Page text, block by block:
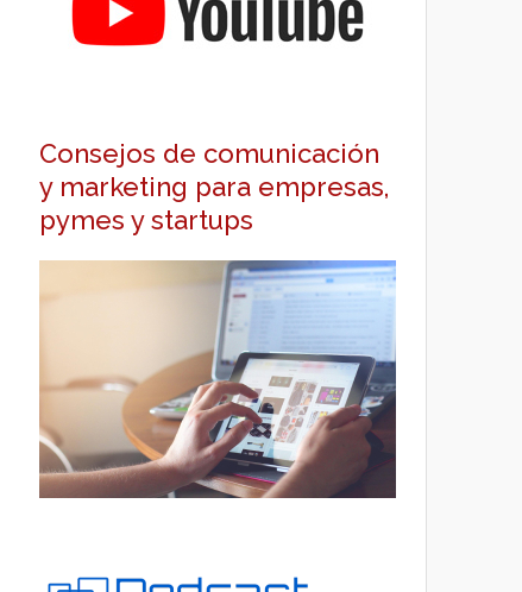
Consejos de comunicación
y marketing para empresas,
pymes y startups